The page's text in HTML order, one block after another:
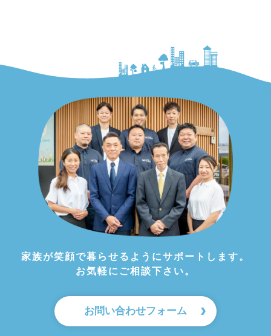
家族が笑顔で暮らせるようにサポートします。
お気軽にご相談下さい。
お問い合わせフォーム